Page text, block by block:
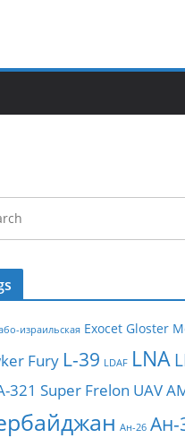
израильская Exocet Gloster
Fury L-39 LDAF LNA
321 Super Frelon UAV
Ан-26 Ан-